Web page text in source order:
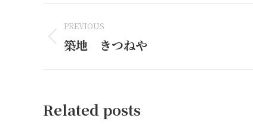
Post
navigation
PREVIOUS
Previous
築地 きつねや
Related posts